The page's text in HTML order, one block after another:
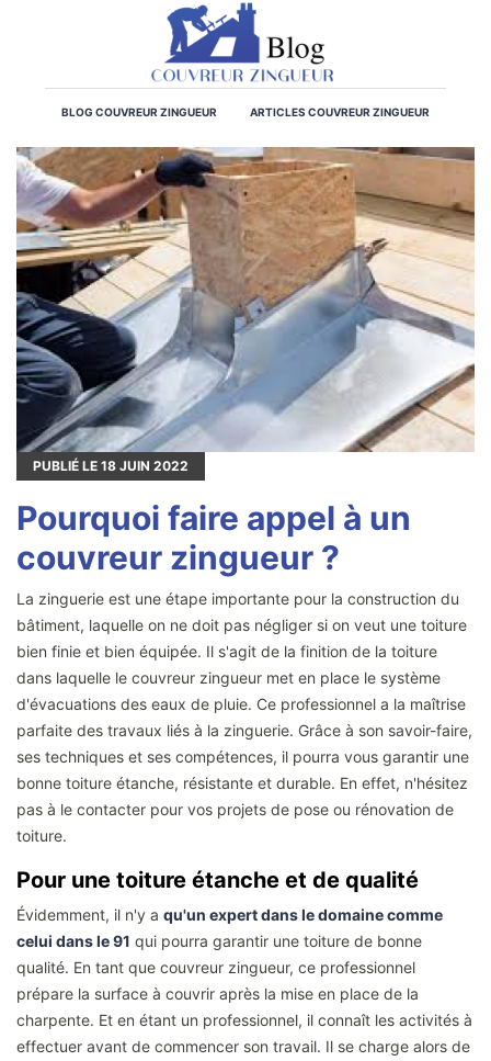
BLOG COUVREUR ZINGUEUR ARTICLES COUVREUR ZINGUEUR
PUBLIÉ LE 18 JUIN 2022
Pourquoi faire appel à un
couvreur zingueur ?
La zinguerie est une étape importante pour la construction du
bâtiment, laquelle on ne doit pas négliger si on veut une toiture
bien finie et bien équipée. Il s'agit de la finition de la toiture
dans laquelle le couvreur zingueur met en place le système
d'évacuations des eaux de pluie. Ce professionnel a la maîtrise
parfaite des travaux liés à la zinguerie. Grâce à son savoir-faire,
ses techniques et ses compétences, il pourra vous garantir une
bonne toiture étanche, résistante et durable. En effet, n'hésitez
pas à le contacter pour vos projets de pose ou rénovation de
toiture.
Pour une toiture étanche et de qualité
Évidemment, il n'y a qu'un expert dans le domaine comme
celui dans le 91 qui pourra garantir une toiture de bonne
qualité. En tant que couvreur zingueur, ce professionnel
prépare la surface à couvrir après la mise en place de la
charpente. Et en étant un professionnel, il connaît les activités à
effectuer avant de commencer son travail. Il se charge alors de